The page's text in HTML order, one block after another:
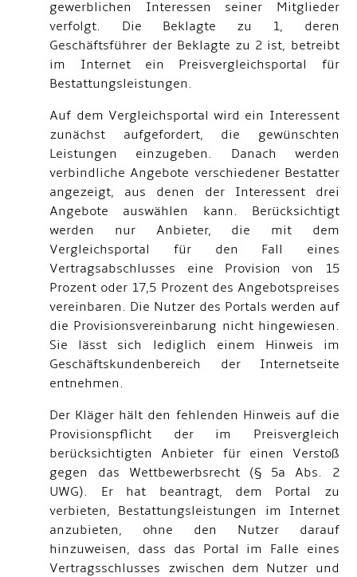
gewerblichen Interessen seiner Mitglieder
verfolgt. Die Beklagte zu 1, deren
Geschäftsführer der Beklagte zu 2 ist, betreibt
im Internet ein Preisvergleichsportal für
Bestattungsleistungen.
Auf dem Vergleichsportal wird ein Interessent
zunächst aufgefordert, die gewünschten
Leistungen einzugeben. Danach werden
verbindliche Angebote verschiedener Bestatter
angezeigt, aus denen der Interessent drei
Angebote auswählen kann. Berücksichtigt
werden nur Anbieter, die mit dem
Vergleichsportal für den Fall eines
Vertragsabschlusses eine Provision von 15
Prozent oder 17,5 Prozent des Angebotspreises
vereinbaren. Die Nutzer des Portals werden auf
die Provisionsvereinbarung nicht hingewiesen.
Sie lässt sich lediglich einem Hinweis im
Geschäftskundenbereich der Internetseite
entnehmen.
Der Kläger hält den fehlenden Hinweis auf die
Provisionspflicht der im Preisvergleich
berücksichtigten Anbieter für einen Verstoß
gegen das Wettbewerbsrecht (§ 5a Abs. 2
UWG). Er hat beantragt, dem Portal zu
verbieten, Bestattungsleistungen im Internet
anzubieten, ohne den Nutzer darauf
hinzuweisen, dass das Portal im Falle eines
Vertragsschlusses zwischen dem Nutzer und